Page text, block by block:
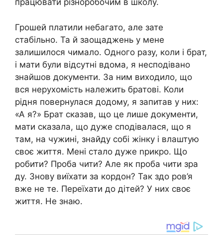
працювати різноробочим в школу.
Грошей платили небагато, але зате
стабільно. Та й заощаджень у мене
залишилося чимало. Одного разу, коли і брат,
і мати були відсутні вдома, я несподівано
знайшов документи. За ним виходило, що
вся нерухомість належить братові. Коли
рідня повернулася додому, я запитав у них:
«А я?» Брат сказав, що це лише документи,
мати сказала, що дуже сподівалася, що я
там, на чужині, знайду собі жінку і влаштую
своє життя. Мені стало дуже nрикро. Що
робити? Проба чити? Але як проба чити зра
ду. Знову виїхати за кордон? Так здо ров’я
вже не те. Переїхати до дітей? У них своє
життя. Не знаю.